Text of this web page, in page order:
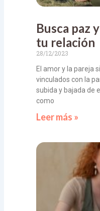
Busca paz
tu relación
28/12/2023
El amor y la pareja
vinculados con la
subida y bajada de
como
Leer más »